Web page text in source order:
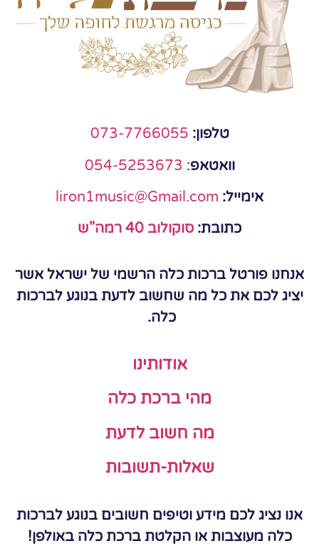
טלפון: 073-7766055
וואטאפ:
054-5253673
אימייל: liron1music@Gmail.com
כתובת: סוקולוב 40 רמה"ש
אנחנו פורטל ברכות כלה הרשמי של ישראל אשר
יציג לכם את כל מה שחשוב לדעת בנוגע לברכות
כלה.
אודותינו
מהי ברכת כלה
מה חשוב לדעת
שאלות-תשובות
אנו נציג לכם מידע וטיפים חשובים בנוגע לברכות
כלה מעוצבות או הקלטת ברכת כלה באולפן!